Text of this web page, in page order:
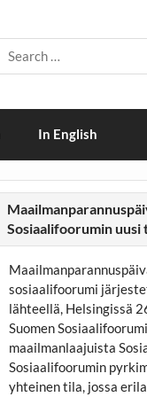
In English
Sosiaalifoorumin uusi
sosiaalifoorumi
lähteellä, Helsingissä
Suomen
maailmanlaajuista
Sosiaalifoorumin
yhteinen tila, jossa